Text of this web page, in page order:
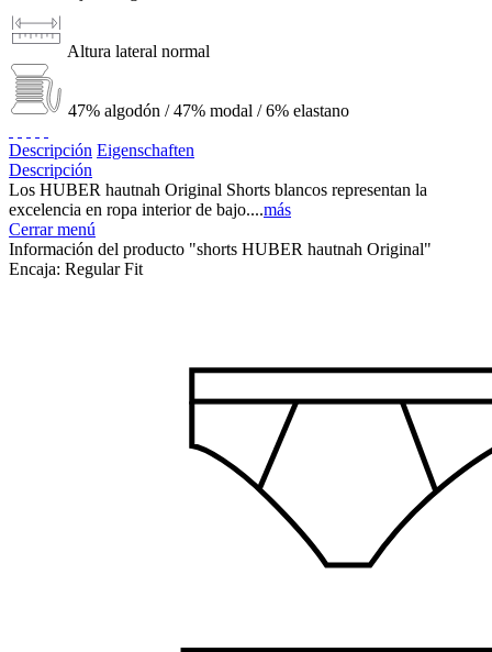
Altura lateral normal
47% algodón / 47% modal / 6% elastano
Descripción Eigenschaften
Descripción
Los HUBER hautnah Original Shorts blancos representan la
excelencia en ropa interior de bajo....más
Cerrar menú
Información del producto "shorts HUBER hautnah Original"
Encaja: Regular Fit